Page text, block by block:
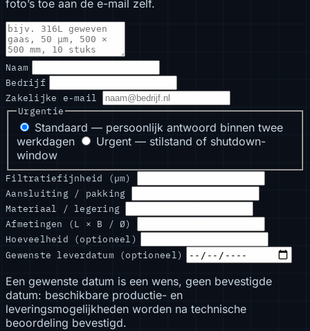
foto’s toe aan de e-mail zelf.
Naam
Bedrijf
Zakelijke e-mail
Urgentie
Standaard — persoonlijk antwoord binnen twee
werkdagen
Urgent — stilstand of shutdown-
window
Filtratiefijnheid (µm)
Aansluiting / pakking
Materiaal / legering
Afmetingen (L × B / Ø)
Hoeveelheid (optioneel)
Gewenste leverdatum (optioneel)
Een gewenste datum is een wens, geen bevestigde
datum: beschikbare productie- en
leveringsmogelijkheden worden na technische
beoordeling bevestigd.